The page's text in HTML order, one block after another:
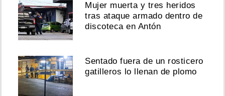
Mujer muerta y tres heridos
tras ataque armado dentro de
discoteca en Antón
Sentado fuera de un rosticero
gatilleros lo llenan de plomo